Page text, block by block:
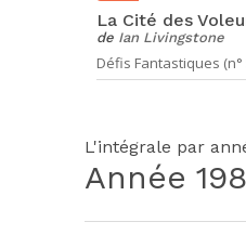
La Cité des
de Ian Livingstone
Défis Fantastiques (n°
L'intégrale par
Année